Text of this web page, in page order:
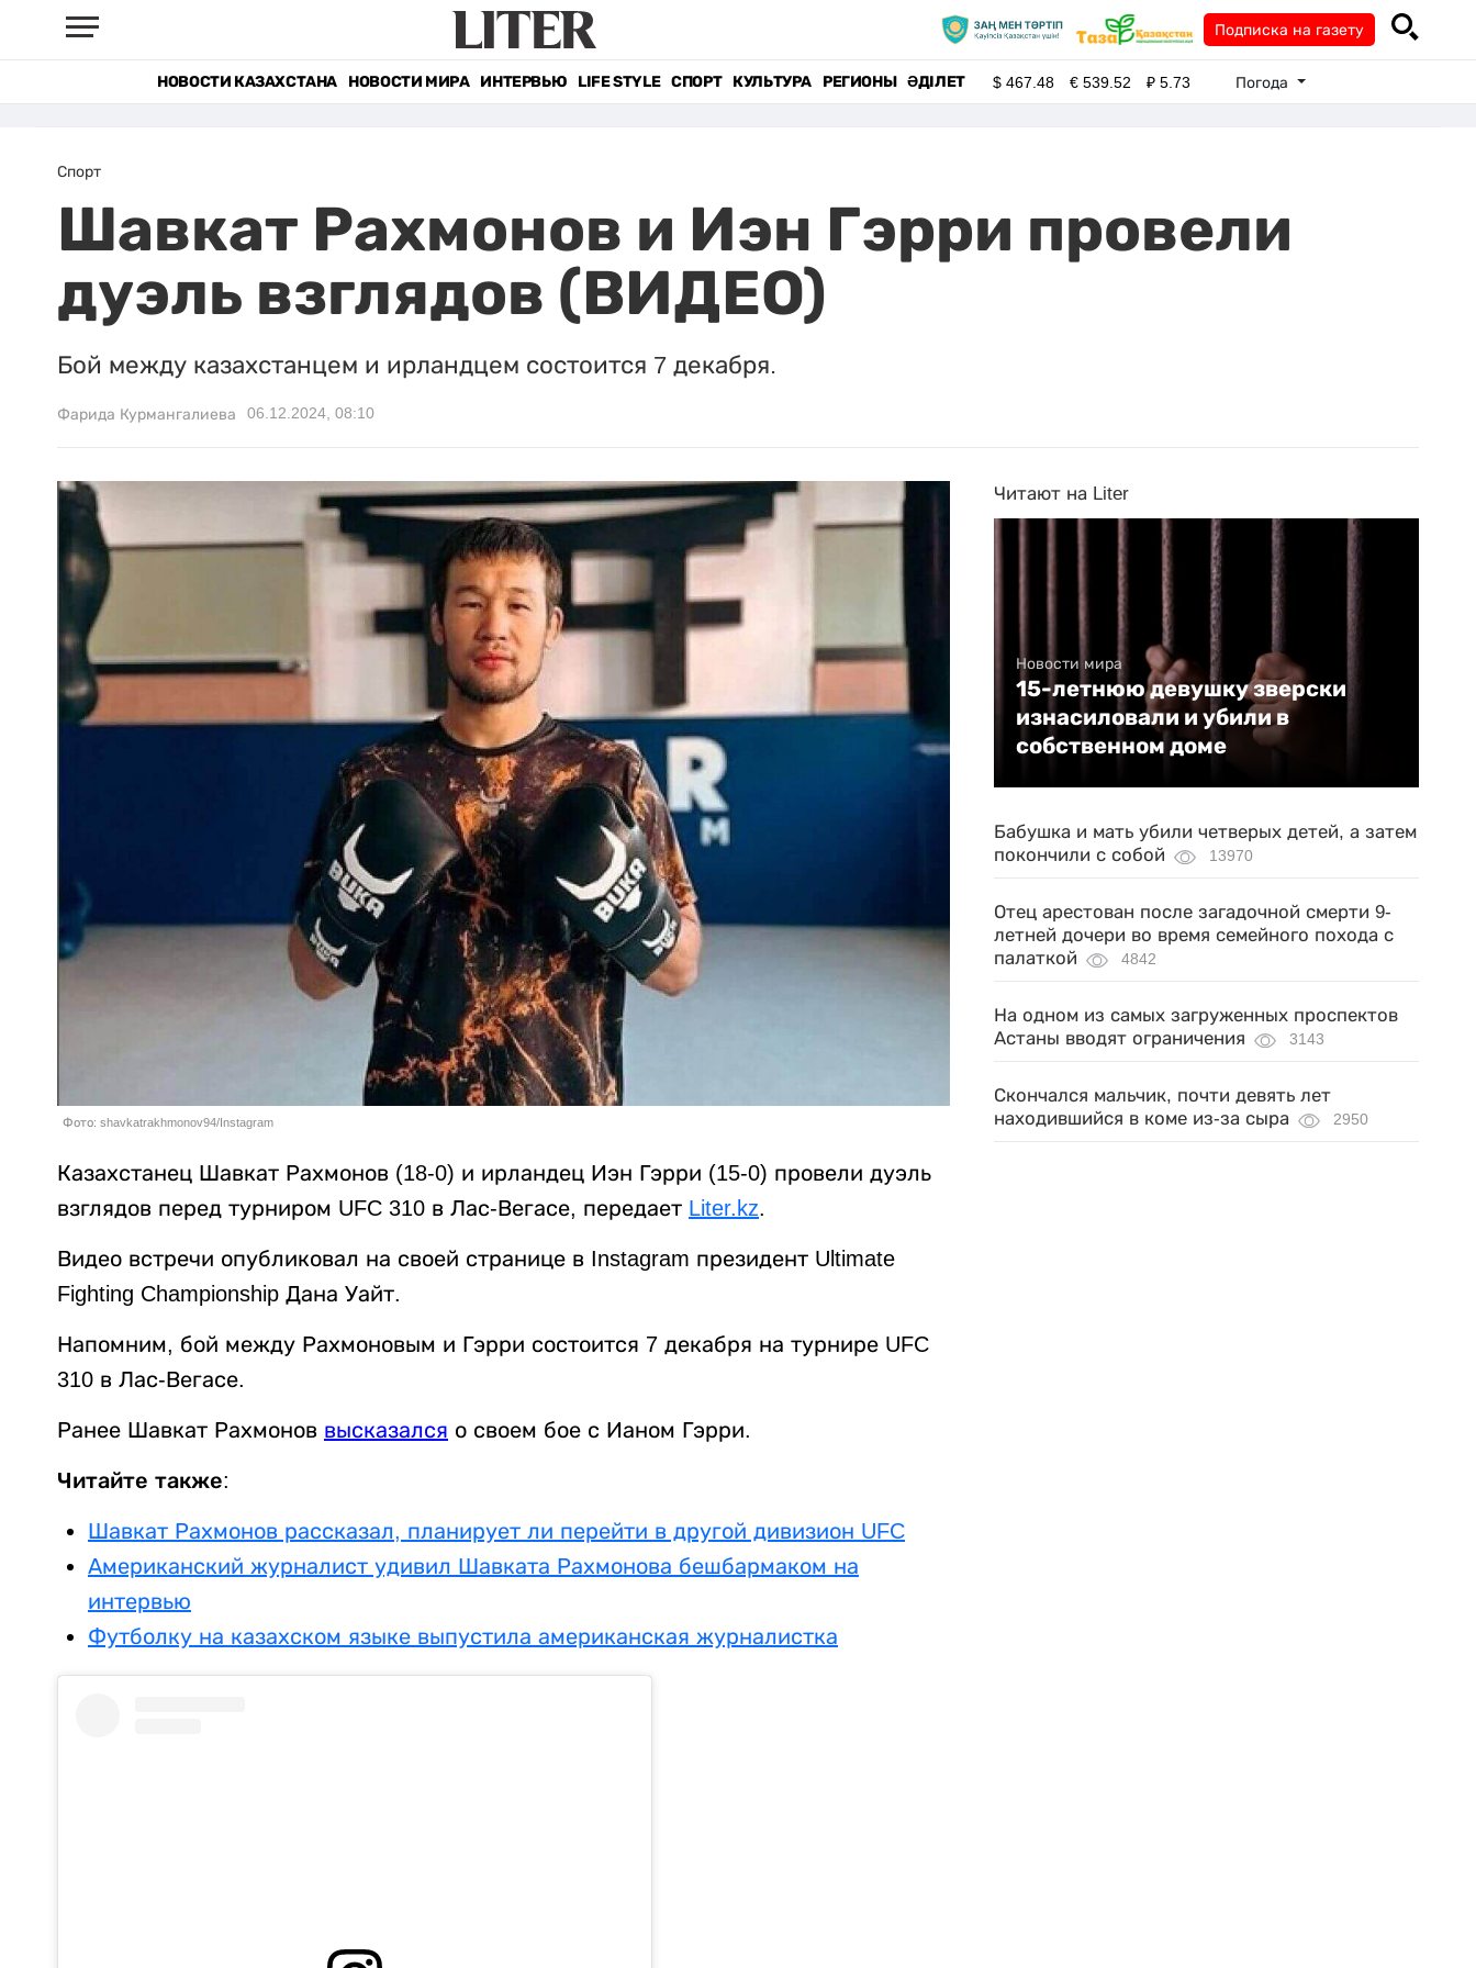
Подписка на газету
НОВОСТИ КАЗАХСТАНА НОВОСТИ МИРА ИНТЕРВЬЮ LIFE STYLE СПОРТ КУЛЬТУРА РЕГИОНЫ ӘДІЛЕТ $467.48 €539.52 ₽5.73 Погода
Спорт
Шавкат Рахмонов и Иэн Гэрри провели
дуэль взглядов (ВИДЕО)
Бой между казахстанцем и ирландцем состоится 7 декабря.
Фарида Курмангалиева 06.12.2024, 08:10
Фото: shavkatrakhmonov94/Instagram
Казахстанец Шавкат Рахмонов (18-0) и ирландец Иэн Гэрри (15-0) провели дуэль
взглядов перед турниром UFC 310 в Лас-Вегасе, передает Liter.kz.
Видео встречи опубликовал на своей странице в Instagram президент Ultimate
Fighting Championship Дана Уайт.
Напомним, бой между Рахмоновым и Гэрри состоится 7 декабря на турнире UFC
310 в Лас-Вегасе.
Ранее Шавкат Рахмонов высказался о своем бое с Ианом Гэрри.
Читайте также:
Шавкат Рахмонов рассказал, планирует ли перейти в другой дивизион UFC
Американский журналист удивил Шавката Рахмонова бешбармаком на
интервью
Футболку на казахском языке выпустила американская журналистка
Читают на Liter
Новости мира
15-летнюю девушку зверски
изнасиловали и убили в
собственном доме
Бабушка и мать убили четверых детей, а затем
покончили с собой
13970
Отец арестован после загадочной смерти 9-
летней дочери во время семейного похода с
палаткой
4842
На одном из самых загруженных проспектов
Астаны вводят ограничения
3143
Скончался мальчик, почти девять лет
находившийся в коме из-за сыра
2950